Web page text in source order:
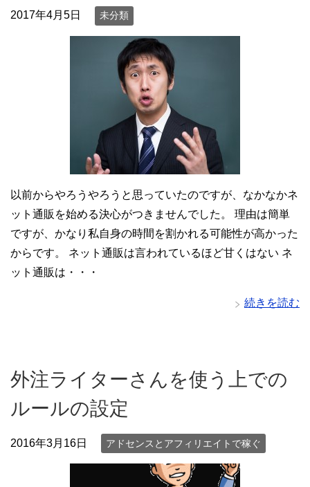
2017年4月5日 未分類
以前からやろうやろうと思っていたのですが、なかなかネ
ット通販を始める決心がつきませんでした。 理由は簡単
ですが、かなり私自身の時間を割かれる可能性が高かった
からです。 ネット通販は言われているほど甘くはない ネ
ット通販は・・・
続きを読む
外注ライターさんを使う上での
ルールの設定
2016年3月16日 アドセンスとアフィリエイトで稼ぐ